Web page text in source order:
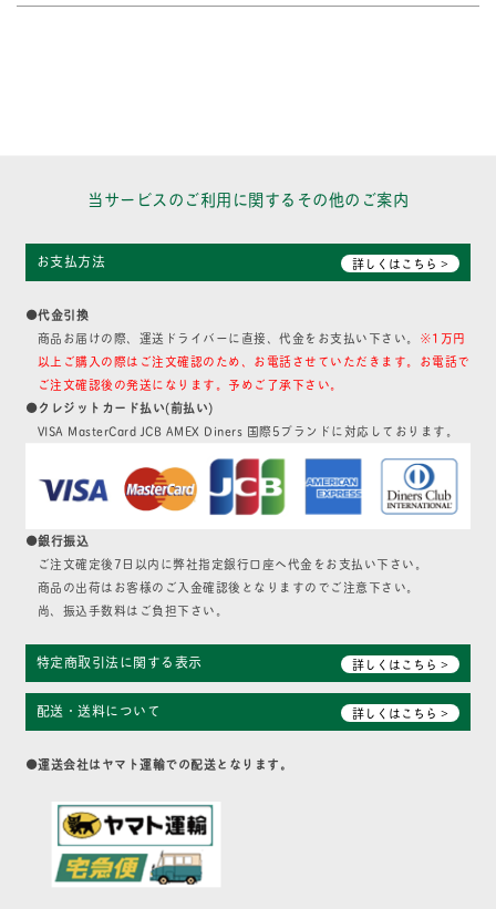
当サービスのご利用に関するその他のご案内
お支払方法 詳しくはこちら >
●代金引換
商品お届けの際、運送ドライバーに直接、代金をお支払い下さい。 ※1万円
以上ご購入の際はご注文確認のため、お電話させていただきます。お電話で
ご注文確認後の発送になります。予めご了承下さい。
●クレジットカード払い(前払い)
VISA MasterCard JCB AMEX Diners 国際5ブランドに対応しております。
●銀行振込
ご注文確定後7日以内に弊社指定銀行口座へ代金をお支払い下さい。
商品の出荷はお客様のご入金確認後となりますのでご注意下さい。
尚、振込手数料はご負担下さい。
特定商取引法に関する表示 詳しくはこちら >
配送・送料について 詳しくはこちら >
●運送会社はヤマト運輸での配送となります。